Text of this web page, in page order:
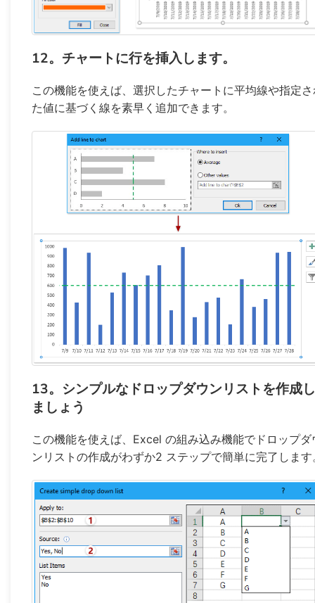
12。チャートに行を挿入します。
この機能を使えば、選択したチャートに平均線や指定
た値に基づく線を素早く追加できます。
13。シンプルなドロップダウンリストを作成し
ましょう
この機能を使えば、Excel の組み込み機能でドロップダ
ンリストの作成がわずか2 ステップで簡単に完了します